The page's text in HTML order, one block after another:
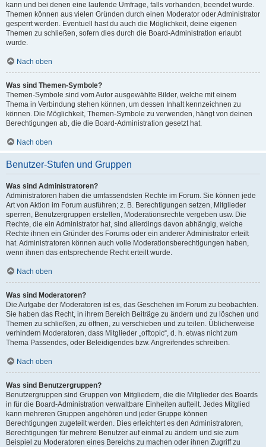
kann und bei denen eine laufende Umfrage, falls vorhanden, beendet wurde.
Themen können aus vielen Gründen durch einen Moderator oder Administrator
gesperrt werden. Eventuell hast du auch die Möglichkeit, deine eigenen
Themen zu schließen, sofern dies durch die Board-Administration erlaubt
wurde.
Nach oben
Was sind Themen-Symbole?
Themen-Symbole sind vom Autor ausgewählte Bilder, welche mit einem
Thema in Verbindung stehen können, um dessen Inhalt kennzeichnen zu
können. Die Möglichkeit, Themen-Symbole zu verwenden, hängt von deinen
Berechtigungen ab, die die Board-Administration gesetzt hat.
Nach oben
Benutzer-Stufen und Gruppen
Was sind Administratoren?
Administratoren haben die umfassendsten Rechte im Forum. Sie können jede
Art von Aktion im Forum ausführen; z. B. Berechtigungen setzen, Mitglieder
sperren, Benutzergruppen erstellen, Moderationsrechte vergeben usw. Die
Rechte, die ein Administrator hat, sind allerdings davon abhängig, welche
Rechte ihnen ein Gründer des Forums oder ein anderer Administrator erteilt
hat. Administratoren können auch volle Moderationsberechtigungen haben,
wenn ihnen das entsprechende Recht erteilt wurde.
Nach oben
Was sind Moderatoren?
Die Aufgabe der Moderatoren ist es, das Geschehen im Forum zu beobachten.
Sie haben das Recht, in ihrem Bereich Beiträge zu ändern und zu löschen und
Themen zu schließen, zu öffnen, zu verschieben und zu teilen. Üblicherweise
verhindern Moderatoren, dass Mitglieder „offtopic“, d. h. etwas nicht zum
Thema Passendes, oder Beleidigendes bzw. Angreifendes schreiben.
Nach oben
Was sind Benutzergruppen?
Benutzergruppen sind Gruppen von Mitgliedern, die die Mitglieder des Boards
in für die Board-Administration verwaltbare Einheiten aufteilt. Jedes Mitglied
kann mehreren Gruppen angehören und jeder Gruppe können
Berechtigungen zugeteilt werden. Dies erleichtert es den Administratoren,
Berechtigungen für mehrere Benutzer auf einmal zu ändern und sie zum
Beispiel zu Moderatoren eines Bereichs zu machen oder ihnen Zugriff zu